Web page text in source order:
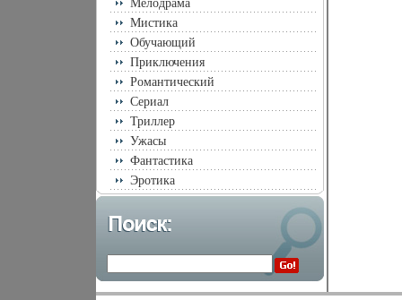
Мелодрама
Мистика
Обучающий
Приключения
Романтический
Сериал
Триллер
Ужасы
Фантастика
Эротика